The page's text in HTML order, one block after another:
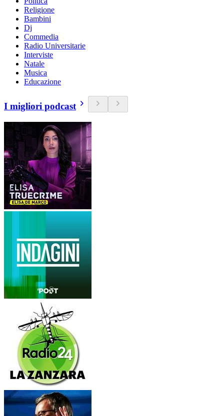
Religione
Bambini
Dj
Commedia
Radio Universitarie
Interviste
Natale
Musica
Educazione
I migliori podcast